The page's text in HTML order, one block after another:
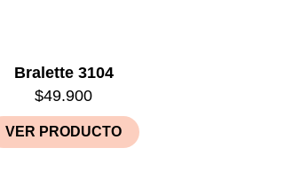
Bralette 3104
$49.900
VER PRODUCTO